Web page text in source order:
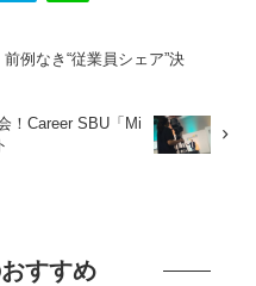
例なき“従業員シェア”決
！Career SBU「Mi
すすめ